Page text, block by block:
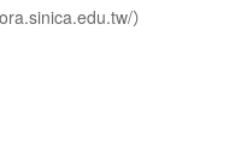
）